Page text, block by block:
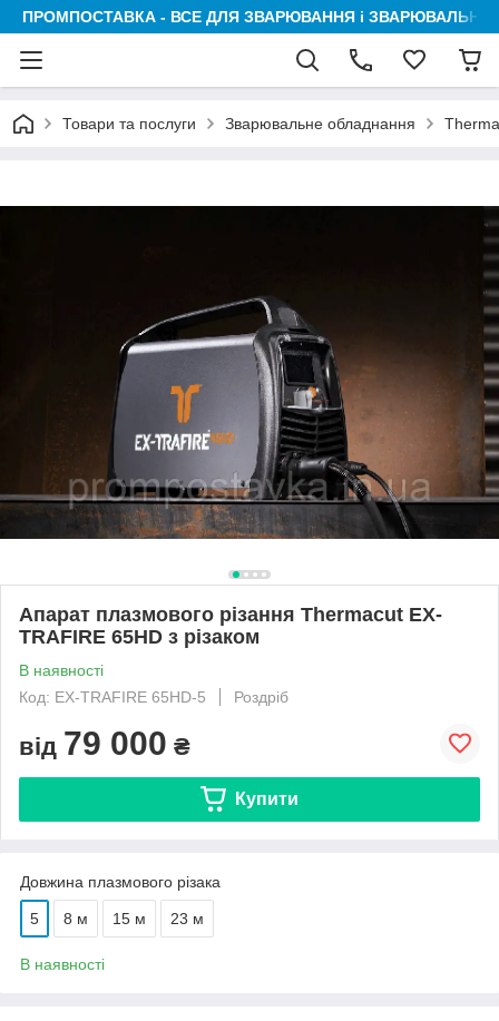
ПРОМПОСТАВКА - ВСЕ ДЛЯ ЗВАРЮВАННЯ і
Товари та послуги Зварювальне обладнання
Апарат плазмового різання Thermacut EX-
TRAFIRE 65HD з різаком
В наявності
Код: EX-TRAFIRE 65HD-5
Роздріб
від 79 000 ₴
Купити
Довжина плазмового різака
5 8 м 15 м 23 м
В наявності